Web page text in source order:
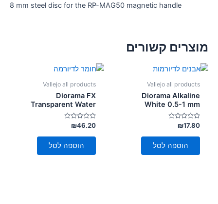
8 mm steel disc for the RP-MAG50 magnetic handle
מוצרים קשורים
Vallejo all products
Diorama Alkaline
White 0.5-1 mm
דורג
0
מתוך
₪17.80
הוספה לסל
Vallejo all products
Diorama FX
Transparent Water
דורג
0
מתוך
₪46.20
הוספה לסל